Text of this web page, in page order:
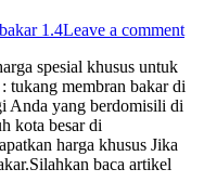
1.4Leave a comment
spesial khusus untuk
tukang membran bakar di
Anda yang berdomisili di
kota besar di
harga khusus Jika
baca artikel